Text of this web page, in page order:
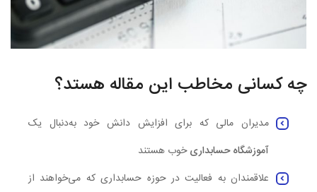
چه کسانی مخاطب این مقاله هستد؟
مدیران مالی که برای افزایش دانش خود به‌دنبال یک
آموزشگاه حسابداریخوب هستند
علاقمندان به فعالیت در حوزه حسابداری که می‌خواهند از